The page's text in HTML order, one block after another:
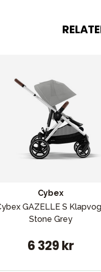
Cybex
GAZELLE S
Stone Grey
6 329 kr
Outlet